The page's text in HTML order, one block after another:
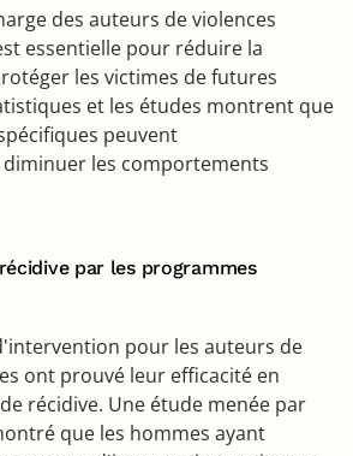
des auteurs de violences
essentielle pour réduire la
les victimes de futures
et les études montrent que
peuvent
les comportements
par les programmes
pour les auteurs de
ont prouvé leur efficacité en
récidive. Une étude menée par
que les hommes ayant